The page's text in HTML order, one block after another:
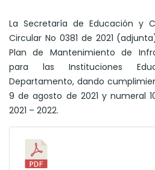
La Secretaría de Educación y
Circular No 0381 de 2021
Plan de Mantenimiento de
para las Instituciones
Departamento, dando
9 de agosto de 2021 y numeral
2021 – 2022.